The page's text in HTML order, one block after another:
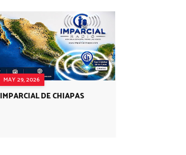
MAY 29, 2026
IMPARCIAL DE CHIAPAS